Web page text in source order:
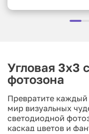
Угловая 3х3
фотозона
Превратите
мир визуальных
светодиодной
каскад цветов и